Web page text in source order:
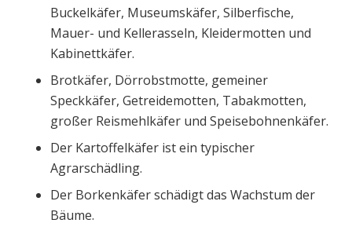
Buckelkäfer, Museumskäfer, Silberfische,
Mauer- und Kellerasseln, Kleidermotten und
Kabinettkäfer.
Brotkäfer, Dörrobstmotte, gemeiner
Speckkäfer, Getreidemotten, Tabakmotten,
großer Reismehlkäfer und Speisebohnenkäfer.
Der Kartoffelkäfer ist ein typischer
Agrarschädling.
Der Borkenkäfer schädigt das Wachstum der
Bäume.